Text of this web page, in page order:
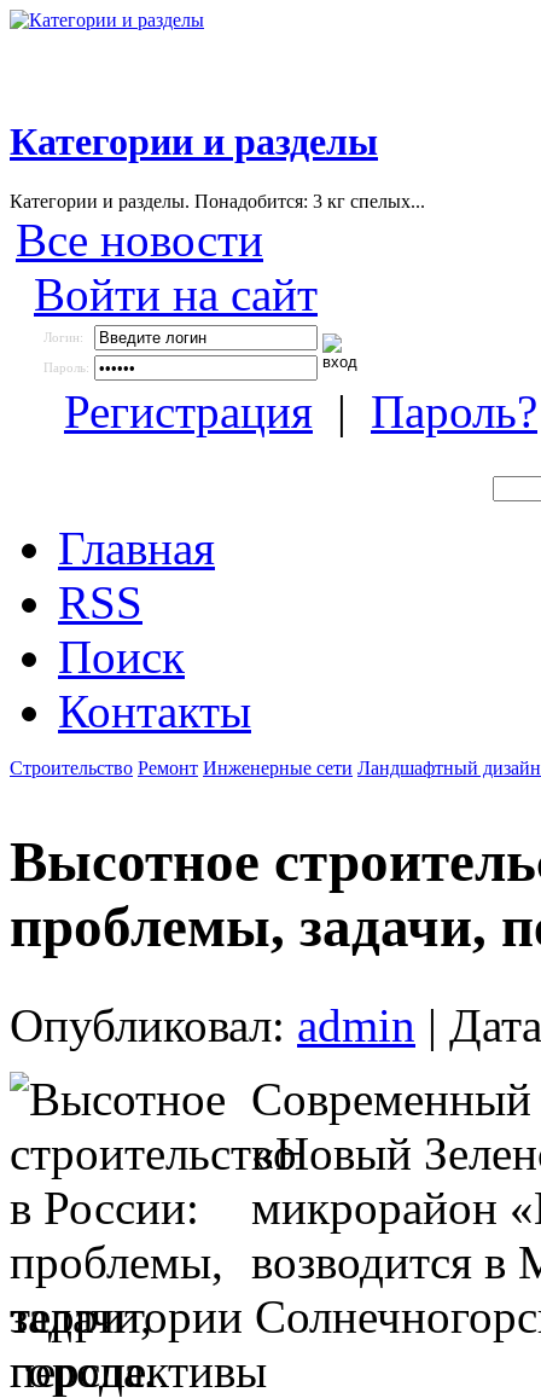
Категории и разделы
Категории и разделы. Понадобится: 3 кг спелых...
Все новости
Войти на сайт
Логин:
Пароль:
Регистрация | Пароль?
Главная
RSS
Поиск
Контакты
Строительство Ремонт Инженерные сети Ландшафтный дизайн
Высотное
проблемы, задачи,
Опубликовал: admin |
Современный
«Новый
микрорайон
возводится в
территории
города.